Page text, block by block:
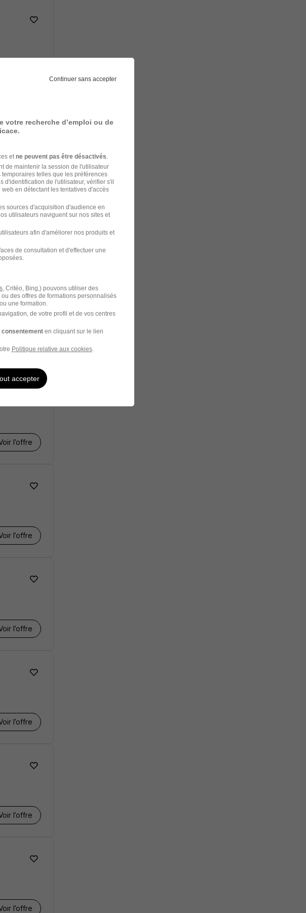
Voir l’offre
l’offre
l’offre
l’offre
l’offre
l’offre
l’offre
l’offre
l’offre
Continuer sans accepter
recherche d’emploi ou de
et ne peuvent pas être désactivés
de maintenir la session de l'utilisateur
telles que les préférences
d'identification de l'utilisateur, vérifier s'il
en détectant les tentatives d'accès
sources d'acquisition d'audience en
utilisateurs naviguent sur nos sites et
afin d'améliorer nos produits et
de consultation et d'effectuer une
, Critéo, Bing,) pouvons utiliser des
des offres de formations personnalisés
une formation.
de votre profil et de vos centres
en cliquant sur le lien
Politique relative aux cookies.
accepter